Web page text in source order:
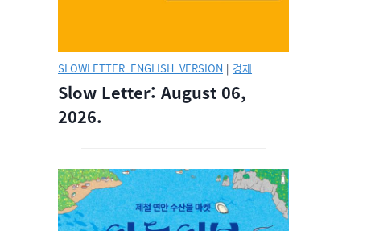
SLOWLETTER_ENGLISH_VERSION | 경제
Slow Letter: August 06,
2026.